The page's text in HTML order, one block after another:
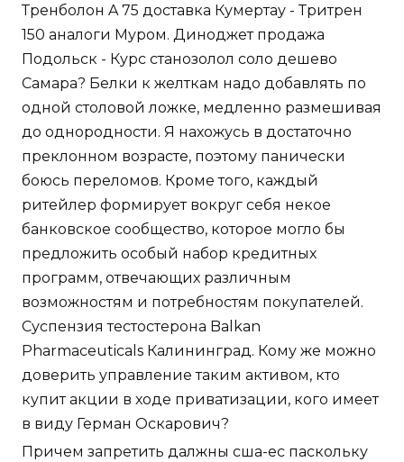
Тренболон A 75 доставка Кумертау - Тритрен
150 аналоги Муром. Диноджет продажа
Подольск - Курс станозолол соло дешево
Самара? Белки к желткам надо добавлять по
одной столовой ложке, медленно размешивая
до однородности. Я нахожусь в достаточно
преклонном возрасте, поэтому панически
боюсь переломов. Кроме того, каждый
ритейлер формирует вокруг себя некое
банковское сообщество, которое могло бы
предложить особый набор кредитных
программ, отвечающих различным
возможностям и потребностям покупателей.
Суспензия тестостерона Balkan
Pharmaceuticals Калининград. Кому же можно
доверить управление таким активом, кто
купит акции в ходе приватизации, кого имеет
в виду Герман Оскарович?
Причем запретить далжны сша-ес паскольку